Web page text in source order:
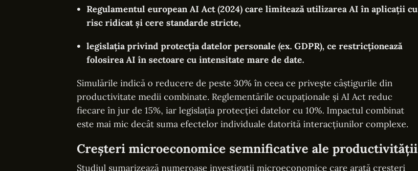
Regulamentul european AI Act (2024) care limitează utilizarea AI în aplicații cu
risc ridicat și cere standarde stricte,
legislația privind protecția datelor personale (ex. GDPR), ce restricționează
folosirea AI în sectoare cu intensitate mare de date.
Simulările indică o reducere de peste 30% în ceea ce privește câștigurile din
productivitate medii combinate. Reglementările ocupaționale și AI Act reduc
fiecare în jur de 15%, iar legislația protecției datelor cu 10%. Impactul combinat
este mai mic decât suma efectelor individuale datorită interacțiunilor complexe.
Creșteri microeconomice semnificative ale productivității
Studiul sumarizează numeroase investigații microeconomice care arată creșteri